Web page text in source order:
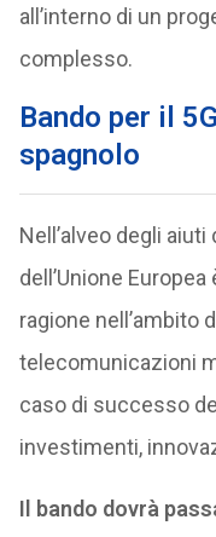
all’interno di un
complesso.
Bando per il
spagnolo
Nell’alveo degli
dell’Unione
ragione nell’ambito
telecomunicazioni
caso di successo
investimenti,
Il bando dovrà